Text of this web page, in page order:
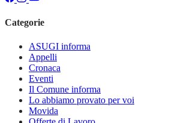
Categorie
ASUGI informa
Appelli
Cronaca
Eventi
Il Comune informa
Lo abbiamo provato per voi
Movida